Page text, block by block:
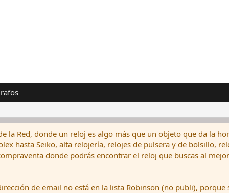
la Red, donde un reloj es algo más que un objeto que da la
hasta Seiko, alta relojería, relojes de pulsera y de bolsillo,
donde podrás encontrar el reloj que buscas al
de email no está en la lista Robinson (no publi), porque